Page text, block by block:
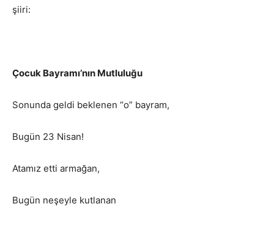
şiiri:
Çocuk Bayramı’nın Mutluluğu
Sonunda geldi beklenen “o” bayram,
Bugün 23 Nisan!
Atamız etti armağan,
Bugün neşeyle kutlanan